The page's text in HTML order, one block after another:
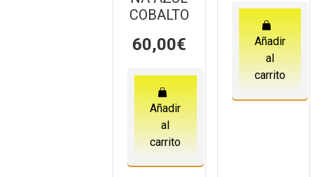
COBALTO
60,00€
Añadir
al
carrito
Añadir
al
carrito